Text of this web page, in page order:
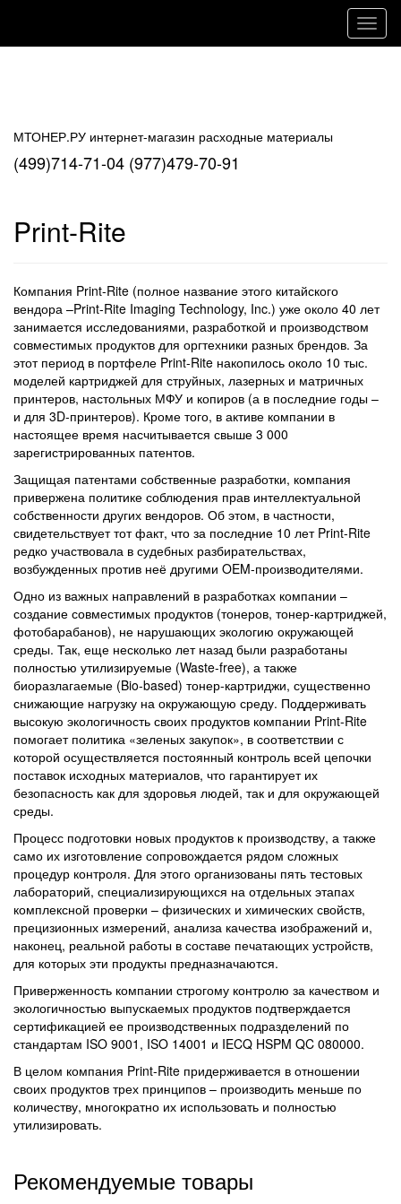
МТОНЕР.РУ интернет-магазин расходные материалы
(499)714-71-04 (977)479-70-91
Print-Rite
Компания Print-Rite (полное название этого китайского
вендора –Print-Rite Imaging Technology, Inc.) уже около 40 лет
занимается исследованиями, разработкой и производством
совместимых продуктов для оргтехники разных брендов. За
этот период в портфеле Print-Rite накопилось около 10 тыс.
моделей картриджей для струйных, лазерных и матричных
принтеров, настольных МФУ и копиров (а в последние годы –
и для 3D-принтеров). Кроме того, в активе компании в
настоящее время насчитывается свыше 3 000
зарегистрированных патентов.
Защищая патентами собственные разработки, компания
привержена политике соблюдения прав интеллектуальной
собственности других вендоров. Об этом, в частности,
свидетельствует тот факт, что за последние 10 лет Print-Rite
редко участвовала в судебных разбирательствах,
возбужденных против неё другими OEM-производителями.
Одно из важных направлений в разработках компании –
создание совместимых продуктов (тонеров, тонер-картриджей,
фотобарабанов), не нарушающих экологию окружающей
среды. Так, еще несколько лет назад были разработаны
полностью утилизируемые (Waste-free), а также
биоразлагаемые (Bio-based) тонер-картриджи, существенно
снижающие нагрузку на окружающую среду. Поддерживать
высокую экологичность своих продуктов компании Print-Rite
помогает политика «зеленых закупок», в соответствии с
которой осуществляется постоянный контроль всей цепочки
поставок исходных материалов, что гарантирует их
безопасность как для здоровья людей, так и для окружающей
среды.
Процесс подготовки новых продуктов к производству, а также
само их изготовление сопровождается рядом сложных
процедур контроля. Для этого организованы пять тестовых
лабораторий, специализирующихся на отдельных этапах
комплексной проверки – физических и химических свойств,
прецизионных измерений, анализа качества изображений и,
наконец, реальной работы в составе печатающих устройств,
для которых эти продукты предназначаются.
Приверженность компании строгому контролю за качеством и
экологичностью выпускаемых продуктов подтверждается
сертификацией ее производственных подразделений по
стандартам ISO 9001, ISO 14001 и IECQ HSPM QC 080000.
В целом компания Print-Rite придерживается в отношении
своих продуктов трех принципов – производить меньше по
количеству, многократно их использовать и полностью
утилизировать.
Рекомендуемые товары